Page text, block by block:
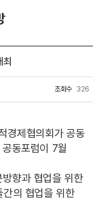
조회수 326
경제협의회가 공동
동포럼이 7월
향과 협업을 위한
간의 협업을 위한